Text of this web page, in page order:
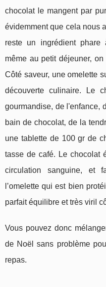
chocolat le mangent par
évidemment que cela nous
reste un ingrédient
même au petit déjeuner,
Côté saveur, une omelette
découverte culinaire. Le
gourmandise, de l'enfance,
bain de chocolat, de la
une tablette de 100 gr de
tasse de café. Le chocolat
circulation sanguine, et
l’omelette qui est bien
parfait équilibre et très viril
Vous pouvez donc
de Noël sans problème
repas.